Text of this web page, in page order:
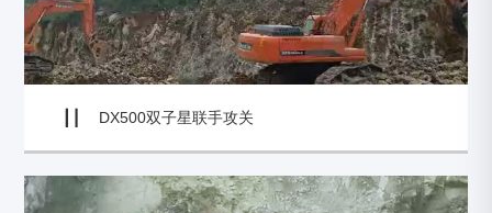
DX500双子星联手攻关